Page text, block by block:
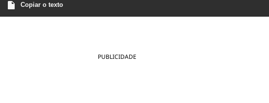
Copiar o texto
PUBLICIDADE